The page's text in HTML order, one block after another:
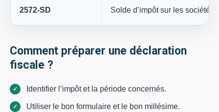
2572-SD Solde d’impôt sur les sociétés
Comment préparer une déclaration
fiscale ?
Identifier l’impôt et la période concernés.
Utiliser le bon formulaire et le bon millésime.